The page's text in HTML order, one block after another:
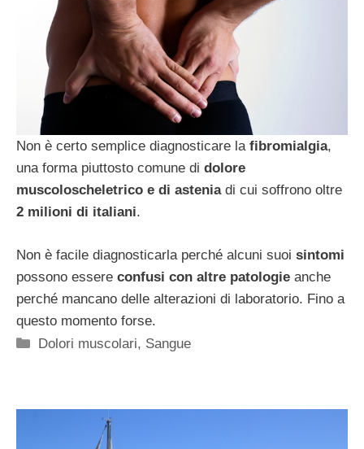
Non è certo semplice diagnosticare la fibromialgia,
una forma piuttosto comune di dolore
muscoloscheletrico e di astenia di cui soffrono oltre
2 milioni di italiani.
Non è facile diagnosticarla perché alcuni suoi sintomi
possono essere confusi con altre patologie anche
perché mancano delle alterazioni di laboratorio. Fino a
questo momento forse.
Categorie
Dolori muscolari, Sangue